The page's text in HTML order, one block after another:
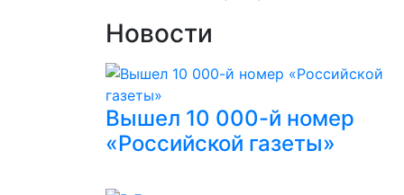
Новости
Вышел 10 000-й номер
«Российской газеты»